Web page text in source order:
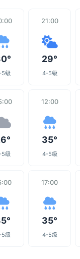
级
21:00
29°
4-5级
级
12:00
35°
4-5级
级
17:00
35°
4-5级